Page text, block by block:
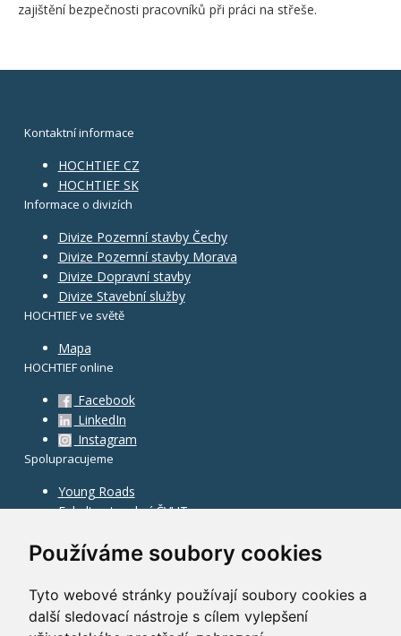
Používáme soubory cookies
Tyto webové stránky používají soubory cookies a
další sledovací nástroje s cílem vylepšení
zajištění bezpečnosti pracovníků při práci na střeše.
Kontaktní informace
HOCHTIEF CZ
HOCHTIEF SK
Informace o divizích
Divize Pozemní stavby Čechy
Divize Pozemní stavby Morava
Divize Dopravní stavby
Divize Stavební služby
HOCHTIEF ve světě
Mapa
HOCHTIEF online
Facebook
LinkedIn
Instagram
Spolupracujeme
Young Roads
Fakulta stavební ČVUT